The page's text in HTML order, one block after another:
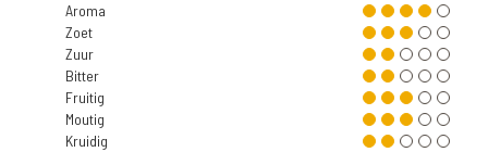
Aroma
Zoet
Zuur
Bitter
Fruitig
Moutig
Kruidig